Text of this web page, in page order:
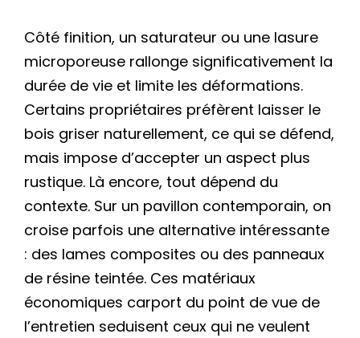
Côté finition, un saturateur ou une lasure
microporeuse rallonge significativement la
durée de vie et limite les déformations.
Certains propriétaires préfèrent laisser le
bois griser naturellement, ce qui se défend,
mais impose d’accepter un aspect plus
rustique. Là encore, tout dépend du
contexte. Sur un pavillon contemporain, on
croise parfois une alternative intéressante
: des lames composites ou des panneaux
de résine teintée. Ces matériaux
économiques carport du point de vue de
l’entretien seduisent ceux qui ne veulent